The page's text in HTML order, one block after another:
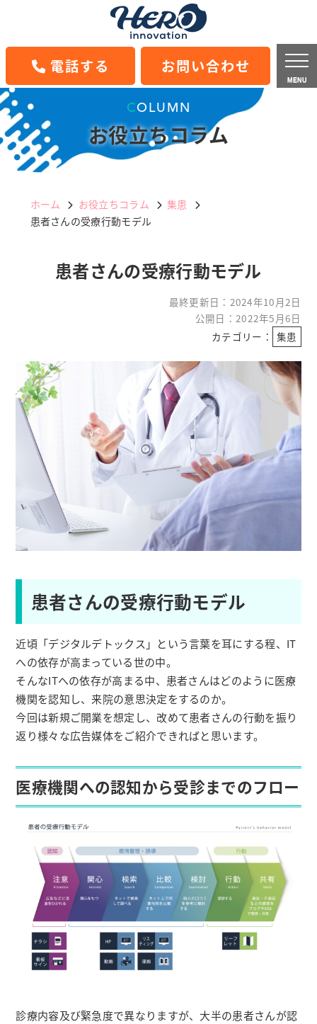
電話する お問い合わせ
MENU
COLUMN
お役立ちコラム
ホーム お役立ちコラム
集患
患者さんの受療行動モデル
患者さんの受療行動モデル
最終更新日： 2024年10月2日
公開日：2022年5月6日
カテゴリー： 集患
患者さんの受療行動モデル
近頃「デジタルデトックス」という言葉を耳にする程、IT
への依存が高まっている世の中。
そんなITへの依存が高まる中、患者さんはどのように医療
機関を認知し、来院の意思決定をするのか。
今回は新規ご開業を想定し、改めて患者さんの行動を振り
返り様々な広告媒体をご紹介できればと思います。
医療機関への認知から受診までのフロー
診療内容及び緊急度で異なりますが、大半の患者さんが認